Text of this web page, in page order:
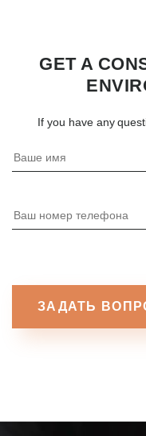
GET A
If you have any